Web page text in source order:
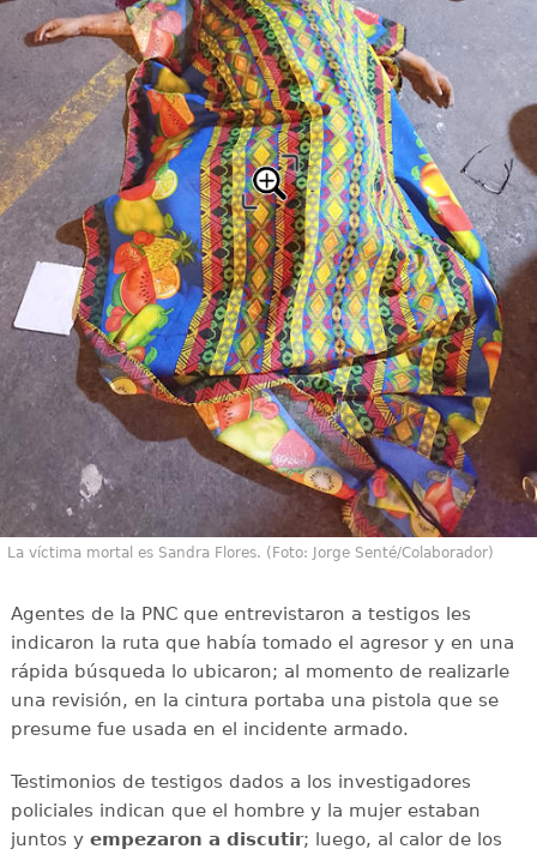
La víctima mortal es Sandra Flores. (Foto: Jorge Senté/Colaborador)
Agentes de la PNC que entrevistaron a testigos les
indicaron la ruta que había tomado el agresor y en una
rápida búsqueda lo ubicaron; al momento de realizarle
una revisión, en la cintura portaba una pistola que se
presume fue usada en el incidente armado.
Testimonios de testigos dados a los investigadores
policiales indican que el hombre y la mujer estaban
juntos y empezaron a discutir; luego, al calor de los